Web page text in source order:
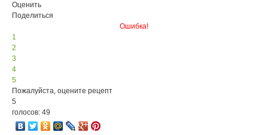
Оценить
Поделиться
Ошибка!
1
2
3
4
5
Пожалуйста, оцените рецепт
5
голосов: 49